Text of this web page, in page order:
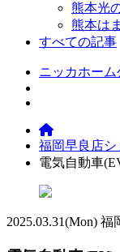
熊本光
熊本は
すべての記事
ニッカホーム
福岡早良店シ
電気自動車
2025.03.31(Mon) 福